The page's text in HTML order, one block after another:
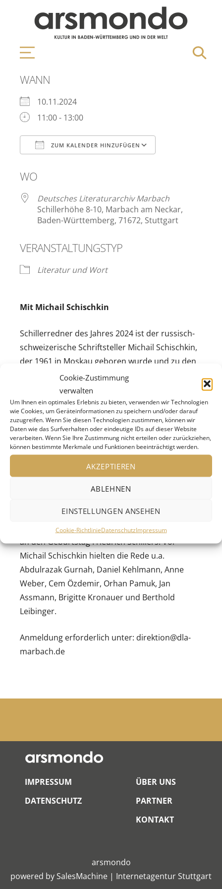
Cookie-Zustimmung
verwalten
Um Ihnen ein optimales Erlebnis zu bieten, verwenden wir Technologien
wie Cookies, um Geräteinformationen zu speichern und/oder darauf
zuzugreifen. Wenn Sie diesen Technologien zustimmen, können wir
Daten wie das Surfverhalten oder eindeutige IDs auf dieser Website
verarbeiten. Wenn Sie Ihre Zustimmung nicht erteilen oder zurückziehen,
können bestimmte Merkmale und Funktionen beeinträchtigt werden.
AKZEPTIEREN
ABLEHNEN
EINSTELLUNGEN ANSEHEN
Cookie-RichtlinieDatenschutzImpressum
WANN
10.11.2024
11:00 - 13:00
ZUM KALENDER HINZUFÜGEN
WO
Deutsches Literaturarchiv Marbach
Schillerhöhe 8-10, Marbach am Neckar,
Baden-Württemberg, 71672, Stuttgart
VERANSTALTUNGSTYP
Literatur und Wort
Mit Michail Schischkin
Schillerredner des Jahres 2024 ist der russisch-
schweizerische Schriftsteller Michail Schischkin,
der 1961 in Moskau geboren wurde und zu den
entschiedensten Kritikern der aktuellen
russischen Politik gehört. Seit 1995 lebt
Schischkin in der Schweiz. Seine Essays und
Romane wurden in alle Weltsprachen übersetzt
– heute gilt er als eine der wichtigsten Stimmen
einer unabhängigen, europäisch gesinnten
russischen Kultur. Mit dem Titel seiner Rede
knüpft Schischkin unverkennbar an Schillers Ode
An die Freude an, und zugleich verweist er auch
– Die Schillerrede erinnert im November jährlich
an den Geburtstag Friedrich Schillers. Vor
Michail Schischkin hielten die Rede u.a.
Abdulrazak Gurnah, Daniel Kehlmann, Anne
Weber, Cem Özdemir, Orhan Pamuk, Jan
Assmann, Brigitte Kronauer und Berthold
Leibinger.
Anmeldung erforderlich unter: direktion@dla-
marbach.de
IMPRESSUM
DATENSCHUTZ
ÜBER UNS
PARTNER
KONTAKT
arsmondo
powered bySalesMachine | Internetagentur Stuttgart